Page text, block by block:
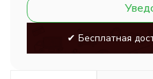
✔ Бесплатная